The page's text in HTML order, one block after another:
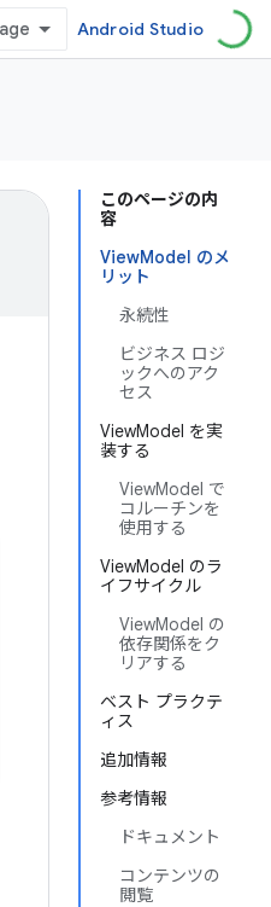
Android Studio
このページの内
容
ViewModel のメ
リット
永続性
ビジネス ロジ
ックへのアク
セス
ViewModel を実
装する
ViewModel で
コルーチンを
使用する
ViewModel のラ
イフサイクル
ViewModel の
依存関係をク
リアする
ベスト プラクテ
ィス
追加情報
参考情報
ドキュメント
コンテンツの
閲覧